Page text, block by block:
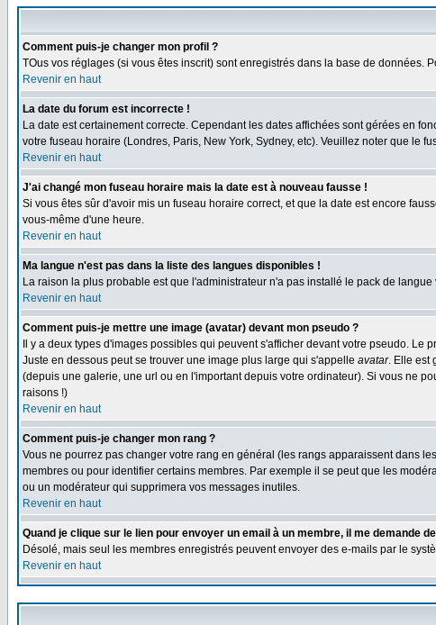
Comment puis-je changer mon profil ?
TOus vos réglages (si vous êtes inscrit) sont enregistrés dans la base de données.
Revenir en haut
La date du forum est incorrecte !
La date est certainement correcte. Cependant les dates affichées sont gérées en
votre fuseau horaire (Londres, Paris, New York, Sydney, etc). Veuillez noter que le
Revenir en haut
J'ai changé mon fuseau horaire mais la date est à nouveau fausse !
Si vous êtes sûr d'avoir mis un fuseau horaire correct, et que la date est encore
vous-même d'une heure.
Revenir en haut
Ma langue n'est pas dans la liste des langues disponibles !
La raison la plus probable est que l'administrateur n'a pas installé le pack de
Revenir en haut
Comment puis-je mettre une image (avatar) devant mon pseudo ?
Il y a deux types d'images possibles qui peuvent s'afficher devant votre pseudo.
Juste en dessous peut se trouver une image plus large qui s'appelle avatar. Elle est
(depuis une galerie, une url ou en l'important depuis votre ordinateur). Si vous ne
raisons !)
Revenir en haut
Comment puis-je changer mon rang ?
Vous ne pourrez pas changer votre rang en général (les rangs apparaissent dans
membres ou pour identifier certains membres. Par exemple il se peut que les
ou un modérateur qui supprimera vos messages inutiles.
Revenir en haut
Quand je clique sur le lien pour envoyer un email à un membre, il me demande
Désolé, mais seul les membres enregistrés peuvent envoyer des e-mails par le
Revenir en haut